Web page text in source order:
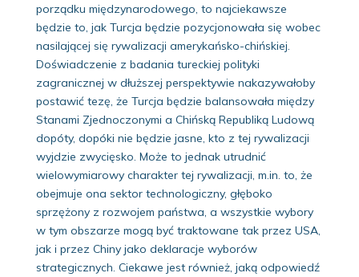
porządku międzynarodowego, to najciekawsze
będzie to, jak Turcja będzie pozycjonowała się wobec
nasilającej się rywalizacji amerykańsko-chińskiej.
Doświadczenie z badania tureckiej polityki
zagranicznej w dłuższej perspektywie nakazywałoby
postawić tezę, że Turcja będzie balansowała między
Stanami Zjednoczonymi a Chińską Republiką Ludową
dopóty, dopóki nie będzie jasne, kto z tej rywalizacji
wyjdzie zwycięsko. Może to jednak utrudnić
wielowymiarowy charakter tej rywalizacji, m.in. to, że
obejmuje ona sektor technologiczny, głęboko
sprzężony z rozwojem państwa, a wszystkie wybory
w tym obszarze mogą być traktowane tak przez USA,
jak i przez Chiny jako deklaracje wyborów
strategicznych. Ciekawe jest również, jaką odpowiedź